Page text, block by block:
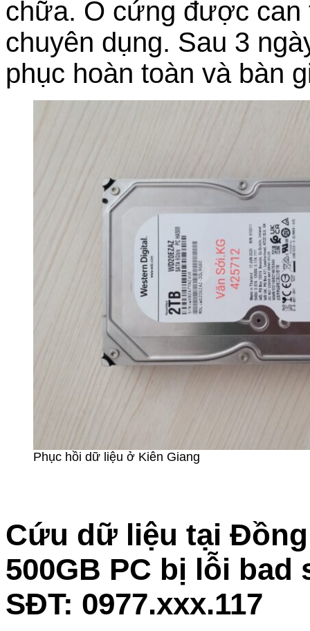
chữa. Ổ cứng được can
chuyên dụng. Sau 3
phục hoàn toàn và bàn
Phục hồi dữ liệu ở Kiên Giang
Cứu dữ liệu tại
500GB PC bị lỗi
SĐT: 0977.xxx.117